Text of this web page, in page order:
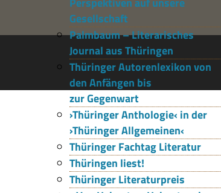
Gesellschaft
Palmbaum – Literarisches
Journal aus Thüringen
Thüringer Autorenlexikon von
den Anfängen bis
zur Gegenwart
›Thüringer Anthologie‹ in der
›Thüringer Allgemeinen‹
Thüringer Fachtag Literatur
Thüringen liest!
Thüringer Literaturpreis